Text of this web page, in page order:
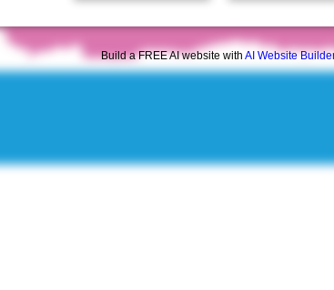
Build a FREE AI website with AI Website